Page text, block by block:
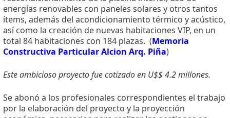
energías renovables con paneles solares y otros tantos
ítems, además del acondicionamiento térmico y acústico,
así como la creación de nuevas habitaciones VIP, en un
total 84 habitaciones con 184 plazas. (Memoria
Constructiva Particular Alcion Arq. Piña)
Este ambicioso proyecto fue cotizado en U$$ 4.2 millones.
Se abonó a los profesionales correspondientes el trabajo
por la elaboración del proyecto y la proyección